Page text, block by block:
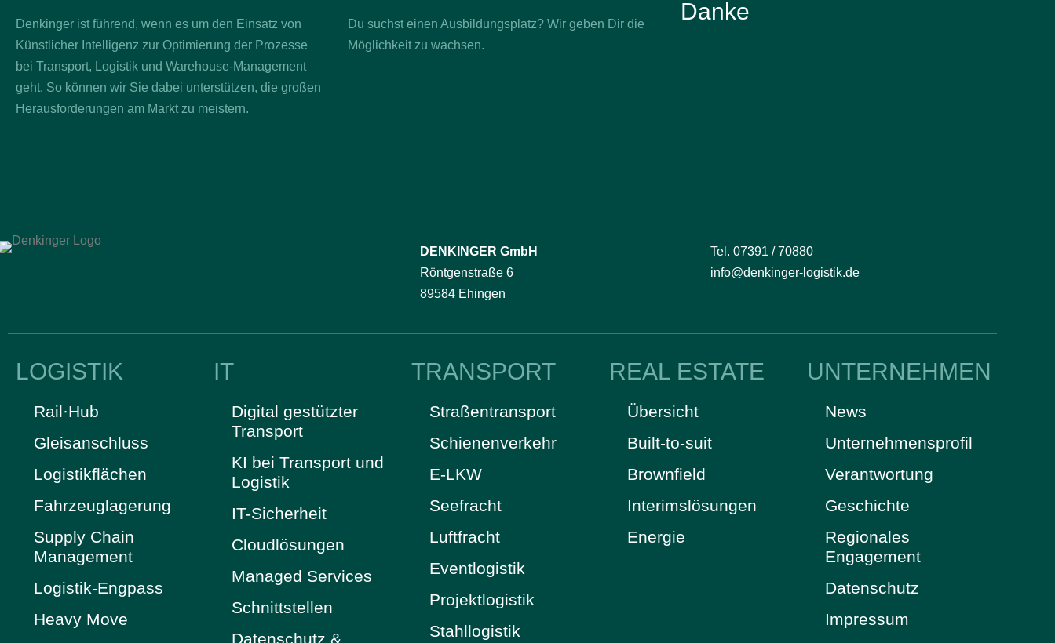
Denkinger ist führend, wenn es um den Einsatz von
Künstlicher Intelligenz zur Optimierung der Prozesse
bei Transport, Logistik und Warehouse-Management
geht. So können wir Sie dabei unterstützen, die großen
Herausforderungen am Markt zu meistern.
Du suchst einen Ausbildungsplatz? Wir geben Dir die
Möglichkeit zu wachsen.
Danke
DENKINGER GmbH
Röntgenstraße 6
89584 Ehingen
Tel. 07391 / 70880
info@denkinger-logistik.de
LOGISTIK
Rail·Hub
Gleisanschluss
Logistikflächen
Fahrzeuglagerung
Supply Chain
Management
Logistik-Engpass
Heavy Move
IT
Digital gestützter
Transport
KI bei Transport und
Logistik
IT-Sicherheit
Cloudlösungen
Managed Services
Schnittstellen
Datenschutz &
TRANSPORT
Straßentransport
Schienenverkehr
E-LKW
Seefracht
Luftfracht
Eventlogistik
Projektlogistik
Stahllogistik
REAL ESTATE
Übersicht
Built-to-suit
Brownfield
Interimslösungen
Energie
UNTERNEHMEN
News
Unternehmensprofil
Verantwortung
Geschichte
Regionales
Engagement
Datenschutz
Impressum